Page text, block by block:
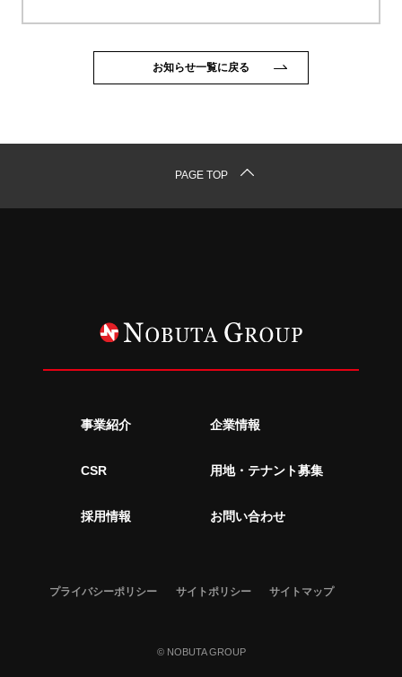
お知らせ一覧に戻る
PAGE TOP
事業紹介 企業情報
CSR 用地・テナント募集
採用情報 お問い合わせ
プライバシーポリシー サイトポリシー サイトマップ
© NOBUTA GROUP